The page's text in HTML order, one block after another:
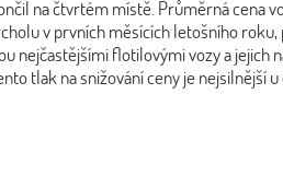
na čtvrtém místě. Průměrná cena
v prvních měsících letošního
nejčastějšími flotilovými vozy a jejich
tlak na snižování ceny je nejsilnější